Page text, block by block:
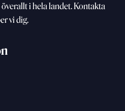
i hela landet. Kontakta
vi dig.